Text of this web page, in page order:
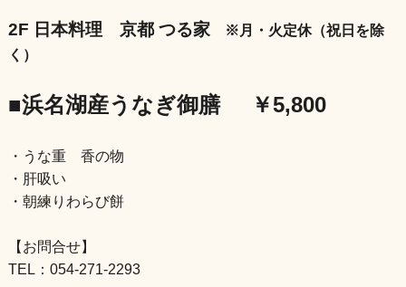
2F 日本料理 京都 つる家※月・火定休（祝日を除
く）
■浜名湖産うなぎ御膳 ￥5,800
・うな重 香の物
・肝吸い
・朝練りわらび餅
【お問合せ】
TEL：054-271-2293